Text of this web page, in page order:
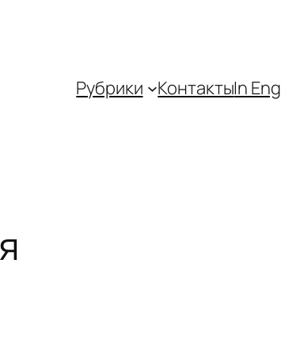
Рубрики КонтактыIn